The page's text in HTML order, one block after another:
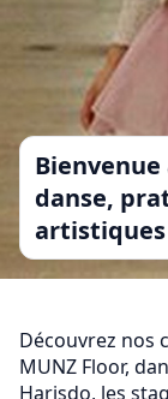
danse,
artistiques
Découvrez nos
MUNZ Floor,
Harisdo, les